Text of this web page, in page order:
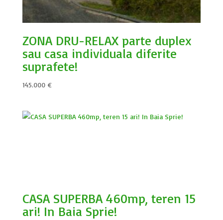
ZONA DRU-RELAX parte duplex
sau casa individuala diferite
suprafete!
145.000€
CASA SUPERBA 460mp, teren 15
ari! In Baia Sprie!